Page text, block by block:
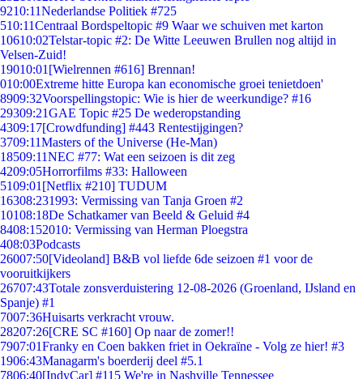
9210:11Nederlandse Politiek #725
510:11Centraal Bordspeltopic #9 Waar we schuiven met karton
10610:02Telstar-topic #2: De Witte Leeuwen Brullen nog altijd in
Velsen-Zuid!
19010:01 [Wielrennen #616] Brennan!
010:00Extreme hitte Europa kan economische groei tenietdoen'
8909:32Voorspellingstopic: Wie is hier de weerkundige? #16
29309:21GAE Topic #25 De wederopstanding
4309:17[Crowdfunding] #443 Rentestijgingen?
3709:11Masters of the Universe (He-Man)
18509:11NEC #77: Wat een seizoen is dit zeg
4209:05Horrorfilms #33: Halloween
5109:01 [Netflix #210] TUDUM
16308:231993: Vermissing van Tanja Groen #2
10108:18De Schatkamer van Beeld & Geluid #4
8408:152010: Vermissing van Herman Ploegstra
408:03Podcasts
26007:50[Videoland] B&B vol liefde 6de seizoen #1 voor de
vooruitkijkers
26707:43Totale zonsverduistering 12-08-2026 (Groenland, IJsland en
Spanje) #1
7007:36Huisarts verkracht vrouw.
28207:26[CRE SC #160] Op naar de zomer!!
7907:01Franky en Coen bakken friet in Oekraïne - Volg ze hier! #3
1906:43Managarm's boerderij deel #5.1
7806:40[IndyCar] #115 We're in Nashville Tennessee